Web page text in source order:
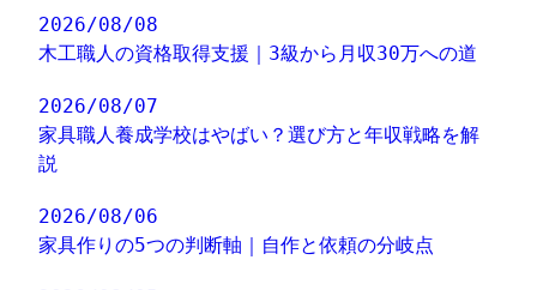
2026/08/08
木工職人の資格取得支援｜3級から月収30万への道
2026/08/07
家具職人養成学校はやばい？選び方と年収戦略を解
説
2026/08/06
家具作りの5つの判断軸｜自作と依頼の分岐点